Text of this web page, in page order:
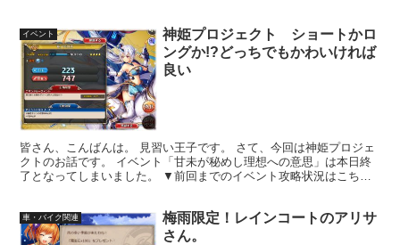
イベント
神姫プロジェクト ショートかロ
ングか!?どっちでもかわいければ
良い
皆さん、こんばんは。 見習い王子です。 さて、今回は神姫プロジェ
クトのお話です。 イベント「甘未が秘めし理想への意思」は本日終
了となってしまいました。 ▼前回までのイベント攻略状況はこちら
車・バイク関連
梅雨限定！レインコートのアリサ
さん。